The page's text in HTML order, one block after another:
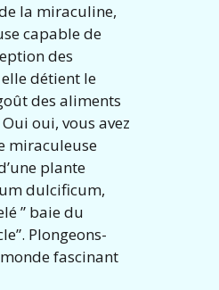
la miraculine,
capable de
des
détient le
des aliments
oui, vous avez
miraculeuse
plante
dulcificum,
” baie du
Plongeons-
fascinant